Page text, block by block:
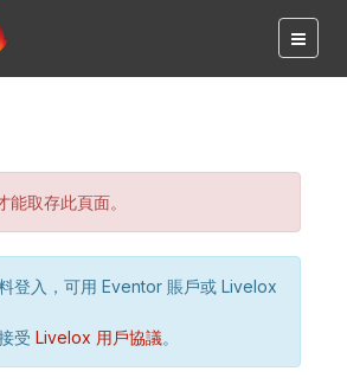
能取存此頁面。
登入，可用 Eventor 賬戶或 Livelox
受 Livelox 用戶協議。